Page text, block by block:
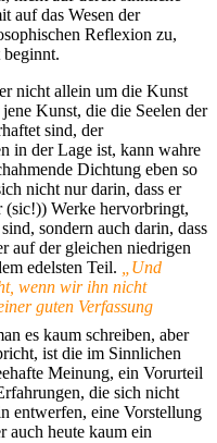
auf das Wesen der
Reflexion zu,
nicht allein um die Kunst
Kunst, die die Seelen der
sind, der
in der Lage ist, kann wahre
Dichtung eben so
nicht nur darin, dass er
(sic!)) Werke hervorbringt,
sondern auch darin, dass
auf der gleichen niedrigen
edelsten Teil.
„Und
wenn wir ihn nicht
guten Verfassung
es kaum schreiben, aber
ist die im Sinnlichen
Meinung, ein Vorurteil
die sich nicht
entwerfen, eine Vorstellung
auch heute kaum ein